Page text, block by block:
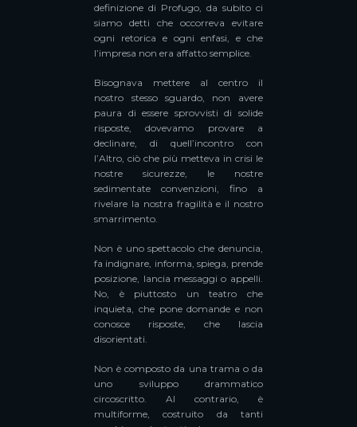
definizione di Profugo, da subito ci
siamo detti che occorreva evitare
ogni retorica e ogni enfasi, e che
l’impresa non era affatto semplice.
Bisognava mettere al centro il
nostro stesso sguardo, non avere
paura di essere sprovvisti di solide
risposte, dovevamo provare a
declinare, di quell’incontro con
l’Altro, ciò che più metteva in crisi le
nostre sicurezze, le nostre
sedimentate convenzioni, fino a
rivelare la nostra fragilità e il nostro
smarrimento.
Non è uno spettacolo che denuncia,
fa indignare, informa, spiega, prende
posizione, lancia messaggi o appelli.
No, è piuttosto un teatro che
inquieta, che pone domande e non
conosce risposte, che lascia
disorientati.
Non è composto da una trama o da
uno sviluppo drammatico
circoscritto. Al contrario, è
multiforme, costruito da tanti